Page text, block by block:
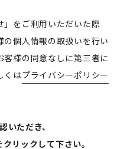
」をご利用いただいた際
個人情報の取扱いを行い
様の同意なしに第三者に
くはプライバシーポリシー
いただき、
リックして下さい。